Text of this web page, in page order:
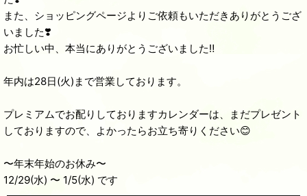
また、ショッピングページよりご依頼もいただきありがとうござ
いました❣️
お忙しい中、本当にありがとうございました‼️
年内は28日(火)まで営業しております。
プレミアムでお配りしておりますカレンダーは、まだプレゼント
しておりますので、よかったらお立ち寄りください😊
〜年末年始のお休み〜
12/29(水) 〜 1/5(水) です